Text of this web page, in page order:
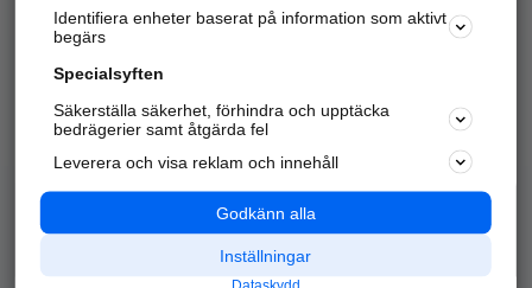
samarbetspartners nära dig.
Alla kategorier
Populära sökningar
API & Kartor
Annonsera
Integritet
Nödnummer
Identifiera enheter baserat på information som aktivt
begärs
Specialsyften
Säkerställa säkerhet, förhindra och upptäcka
bedrägerier samt åtgärda fel
Leverera och visa reklam och innehåll
Godkänn alla
Inställningar
Dataskydd